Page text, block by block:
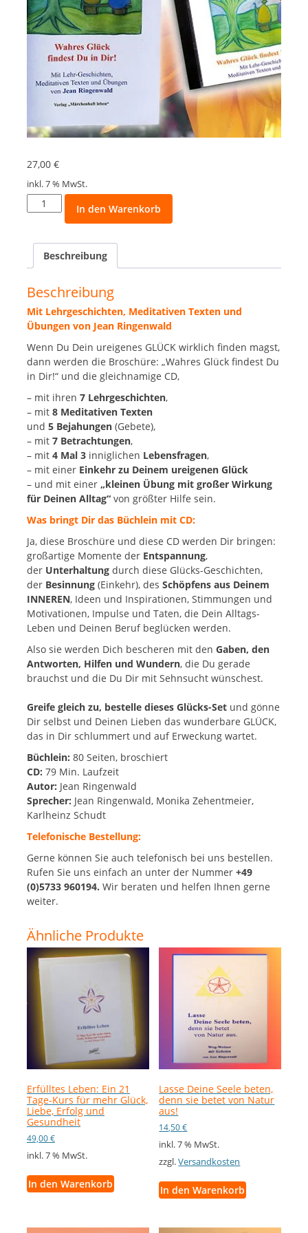
27,00 €
inkl. 7 % MwSt.
Broschüre
und
Wahres
Glück
findest
Du
in
Dir!
Menge
In den Warenkorb
Beschreibung
Beschreibung
Mit Lehrgeschichten, Meditativen Texten und
Übungen von Jean Ringenwald
Wenn Du Dein ureigenes GLÜCK wirklich finden magst,
dann werden die Broschüre: „Wahres Glück findest Du
in Dir!“ und die gleichnamige CD,
– mit ihren 7 Lehrgeschichten,
– mit 8 Meditativen Texten
und 5 Bejahungen (Gebete),
– mit 7 Betrachtungen,
– mit 4 Mal 3 inniglichen Lebensfragen,
– mit einer Einkehr zu Deinem ureigenen Glück
– und mit einer „kleinen Übung mit großer Wirkung
für Deinen Alltag“ von größter Hilfe sein.
Was bringt Dir das Büchlein mit CD:
Ja, diese Broschüre und diese CD werden Dir bringen:
großartige Momente der Entspannung,
der Unterhaltung durch diese Glücks-Geschichten,
der Besinnung (Einkehr), des Schöpfens aus Deinem
INNEREN, Ideen und Inspirationen, Stimmungen und
Motivationen, Impulse und Taten, die Dein Alltags-
Leben und Deinen Beruf beglücken werden.
Also sie werden Dich bescheren mit den Gaben, den
Antworten, Hilfen und Wundern, die Du gerade
brauchst und die Du Dir mit Sehnsucht wünschest.
Greife gleich zu, bestelle dieses Glücks-Set und gönne
Dir selbst und Deinen Lieben das wunderbare GLÜCK,
das in Dir schlummert und auf Erweckung wartet.
Büchlein: 80 Seiten, broschiert
CD: 79 Min. Laufzeit
Autor: Jean Ringenwald
Sprecher: Jean Ringenwald, Monika Zehentmeier,
Karlheinz Schudt
Telefonische Bestellung:
Gerne können Sie auch telefonisch bei uns bestellen.
Rufen Sie uns einfach an unter der Nummer +49
(0)5733 960194. Wir beraten und helfen Ihnen gerne
weiter.
Ähnliche Produkte
Erfülltes Leben: Ein 21
Tage-Kurs für mehr Glück,
Liebe, Erfolg und
Gesundheit
49,00€
inkl. 7 % MwSt.
In den Warenkorb
Lasse Deine Seele beten,
denn sie betet von Natur
aus!
14,50€
inkl. 7 % MwSt.
zzgl.Versandkosten
In den Warenkorb